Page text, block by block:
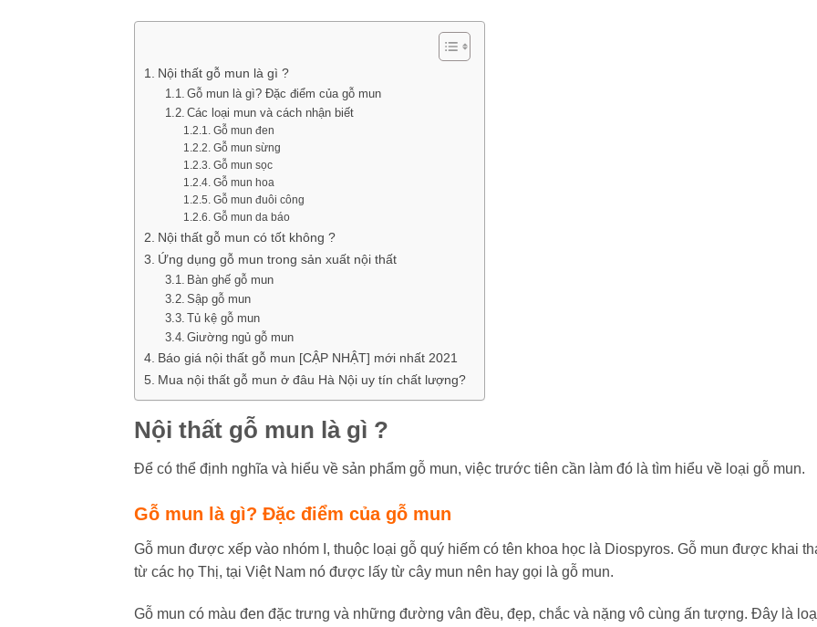
Nội thất gỗ mun là gì ?
Gỗ mun là gì? Đặc điểm của gỗ mun
Các loại mun và cách nhận biết
Gỗ mun đen
Gỗ mun sừng
Gỗ mun sọc
Gỗ mun hoa
Gỗ mun đuôi công
Gỗ mun da báo
Nội thất gỗ mun có tốt không ?
Ứng dụng gỗ mun trong sản xuất nội thất
Bàn ghế gỗ mun
Sập gỗ mun
Tủ kệ gỗ mun
Giường ngủ gỗ mun
Báo giá nội thất gỗ mun [CẬP NHẬT] mới nhất 2021
Mua nội thất gỗ mun ở đâu Hà Nội uy tín chất lượng?
Nội thất gỗ mun là gì ?
Để có thể định nghĩa và hiểu về sản phẩm gỗ mun, việc trước tiên cần làm đó là tìm hiểu về loại gỗ mun.
Gỗ mun là gì? Đặc điểm của gỗ mun
Gỗ mun được xếp vào nhóm I, thuộc loại gỗ quý hiếm có tên khoa học là Diospyros. Gỗ mun được khai
từ các họ Thị, tại Việt Nam nó được lấy từ cây mun nên hay gọi là gỗ mun.
Gỗ mun có màu đen đặc trưng và những đường vân đều, đẹp, chắc và nặng vô cùng ấn tượng. Đây là